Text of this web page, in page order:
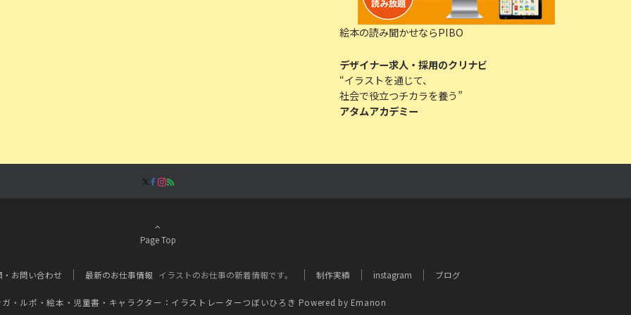
絵本の読み聞かせならPIBO
デザイナー求人・採用のクリナビ
“イラストを通じて、
社会で役立つチカラを養う”
アタムアカデミー
Page Top
・お問い合わせ 最新のお仕事情報 イラストのお仕事の新着情報です。 制作実績 instagram ブログ
・ルポ・絵本・児童書・キャラクター：イラストレーターつぼいひろき Powered by Emanon